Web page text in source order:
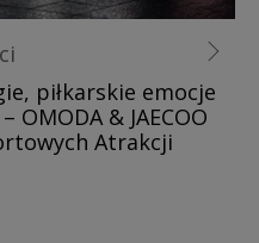
piłkarskie emocje
& JAECOO
Atrakcji